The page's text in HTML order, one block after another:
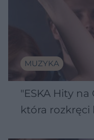
MUZYKA
"ESKA Hity na
która rozkręci